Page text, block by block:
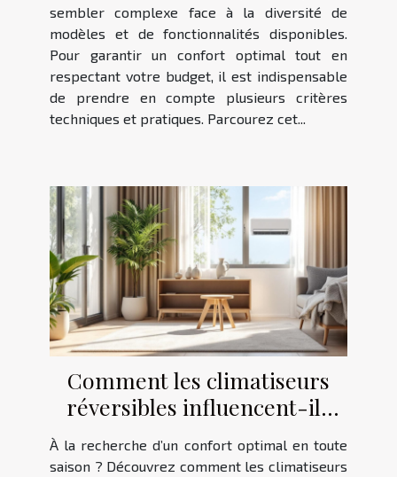
sembler complexe face à la diversité de
modèles et de fonctionnalités disponibles.
Pour garantir un confort optimal tout en
respectant votre budget, il est indispensable
de prendre en compte plusieurs critères
techniques et pratiques. Parcourez cet...
Comment les climatiseurs
réversibles influencent-ils
votre bien-être toute l'année
?
À la recherche d’un confort optimal en toute
saison ? Découvrez comment les climatiseurs